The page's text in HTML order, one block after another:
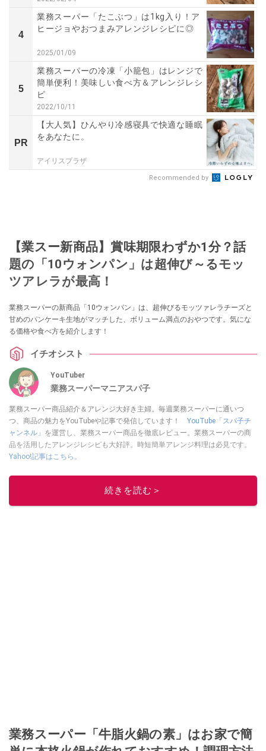
4
業務スーパー「たこぶつ」は1kg入り！ア
ヒージョやおつまみアレンジレシピに◎
2025/01/09
5
業務スーパーの冷凍「小籠包」はレンジで
簡単便利！美味しい食べ方＆アレンジレシ
ピ
2022/10/11
PR
【大人気】ひんやり冷感寝具で快適な睡眠
をあなたに。
アイリスプラザ
Recommended by
【業スー新商品】賞味期限わずか1分？話
題の「10ウォンパン」は超伸び～るモッ
ツアレラが最高！
業務スーパーの新商品「10ウォンパン」は、超伸びるモッツァレラチーズと
甘めのパンケーキ生地がマッチした、ボリューム満点のおやつです。気にな
る価格や食べ方を紹介します！
イチオシスト
YouTuber
業務スーパーマニアスパ子
業務スーパー商品紹介＆アレンジ大好き主婦。毎週業務スーパーに通いつ
つ、商品の魅力をYouTubeや記事で発信しています！ YouTube「スパ子チ
ャンネル」 を運営し、業務スーパー商品を徹底レビュー。業務スーパーの商
品を活用したアレンジレシピも大好評。時短簡単アレンジ料理は必見です。
Yahoo!記事はこちら。
このイチオシストの他の記事を読む
続きを読む＞
業務スーパー「牛脂火鍋の素」はお家で簡